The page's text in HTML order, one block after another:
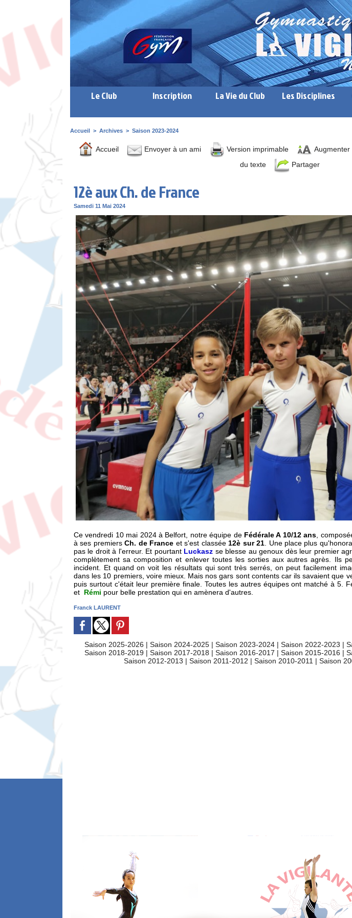
Le Club Inscription La Vie du Club Les Disciplines
Accueil > Archives > Saison 2023-2024
Accueil Envoyer à un ami Version imprimable Augmenter
du texte
Partager
12è aux Ch. de France
Samedi 11 Mai 2024
Ce vendredi 10 mai 2024 à Belfort, notre équipe deFédérale A 10/12 ans ,
à ses premiersCh. de France et s'est classée 12è sur 21 . Une place plus
pas le droit à l'erreur. Et pourtant Luckasz se blesse au genoux dès leur premier
complètement sa composition et enlever toutes les sorties aux autres agrès. Ils
incident. Et quand on voit les résultats qui sont très serrés, on peut facilement
dans les 10 premiers, voire mieux. Mais nos gars sont contents car ils savaient que
puis surtout c'était leur première finale. Toutes les autres équipes ont matché à 5.
et Rémi pour belle prestation qui en amènera d'autres.
Franck LAURENT
Saison 2025-2026 | Saison 2024-2025 | Saison 2023-2024 | Saison 2022-2023 |
Saison 2018-2019 | Saison 2017-2018 | Saison 2016-2017 | Saison 2015-2016 |
Saison 2012-2013 | Saison 2011-2012 | Saison 2010-2011 | Saison